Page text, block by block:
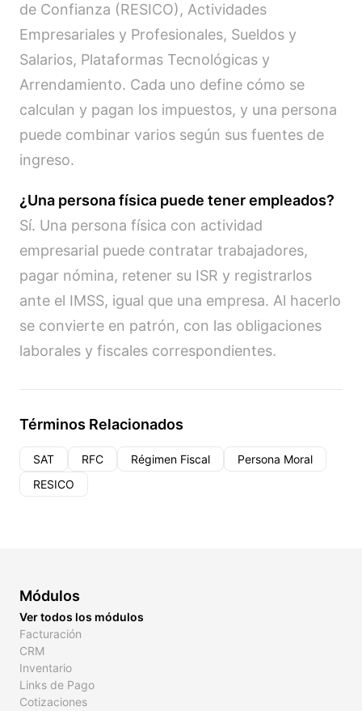
de Confianza (RESICO), Actividades
Empresariales y Profesionales, Sueldos y
Salarios, Plataformas Tecnológicas y
Arrendamiento. Cada uno define cómo se
calculan y pagan los impuestos, y una persona
puede combinar varios según sus fuentes de
ingreso.
¿Una persona física puede tener empleados?
Sí. Una persona física con actividad
empresarial puede contratar trabajadores,
pagar nómina, retener su ISR y registrarlos
ante el IMSS, igual que una empresa. Al hacerlo
se convierte en patrón, con las obligaciones
laborales y fiscales correspondientes.
Términos Relacionados
SAT RFC Régimen Fiscal
Persona Moral
RESICO
Módulos
Ver todos los módulos
Facturación
CRM
Inventario
Links de Pago
Cotizaciones